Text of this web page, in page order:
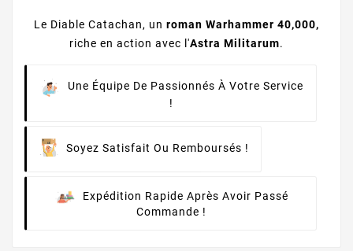
Le Diable Catachan, un roman Warhammer 40,000,
riche en action avec l'Astra Militarum.
Une Équipe De Passionnés À Votre Service
!
Soyez Satisfait Ou Remboursés !
Expédition Rapide Après Avoir Passé
Commande !